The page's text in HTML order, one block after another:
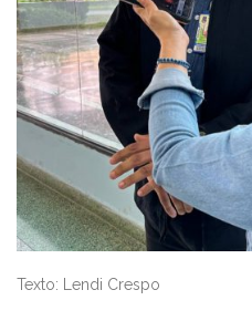
Texto: Lendi Crespo